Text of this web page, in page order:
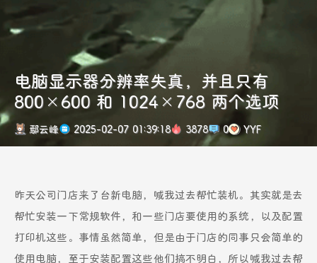
电脑显示器分辨率失真，并且只有
800×600 和 1024×768 两个选项
鄢云峰 2025-02-07 01:39:18 3878 0 YYF
昨天公司门店来了台新电脑，喊我过去帮忙装机。其实就是去
帮忙安装一下常规软件，和一些门店要使用的系统，以及配置
打印机这些。事情虽然简单，但是由于门店的同事只会简单的
使用电脑，至于安装配置这些他们搞不明白，所以喊我过去帮